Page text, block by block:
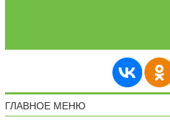
ГЛАВНОЕ МЕНЮ